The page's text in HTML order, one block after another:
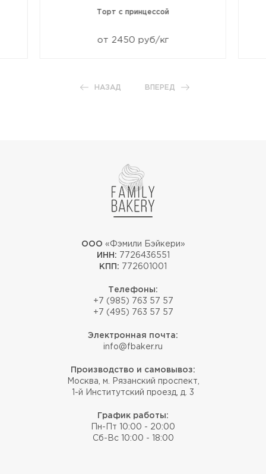
Торт с принцессой
от 2450 руб/кг
НАЗАД ВПЕРЕД
ООО «Фэмили Бэйкери»
ИНН: 7726436551
КПП: 772601001
Телефоны:
+7 (985) 763 57 57
+7 (495) 763 57 57
Электронная почта:
info@fbaker.ru
Производство и самовывоз:
Москва, м. Рязанский проспект,
1-й Институтский проезд, д. 3
График работы:
Пн-Пт 10:00 - 20:00
Сб-Вс 10:00 - 18:00